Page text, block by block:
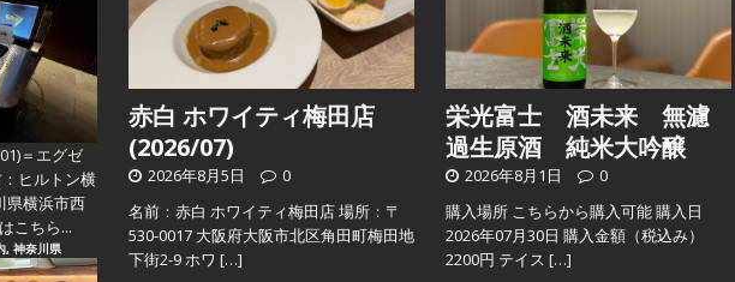
＝エグゼ
ヒルトン横
県横浜市西
こちら...
, 神奈川県
赤白 ホワイティ梅田店
(2026/07)
2026年8月5日
0
名前：赤白 ホワイティ梅田店 場所：〒
530-0017 大阪府大阪市北区角田町梅田地
下街2-9 ホワ […]
栄光富士 酒未来 無濾
過生原酒 純米大吟醸
2026年8月1日
0
購入場所 こちらから購入可能 購入日
2026年07月30日 購入金額（税込み）
2200円 テイス […]